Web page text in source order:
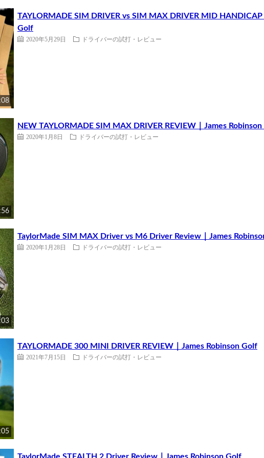
TAYLORMADE SIM DRIVER vs SIM MAX DRIVER MID HANDICAP
Golf
2020年5月29日 ドライバーの試打・レビュー
NEW TAYLORMADE SIM MAX DRIVER REVIEW｜James
2020年1月8日 ドライバーの試打・レビュー
TaylorMade SIM MAX Driver vs M6 Driver Review｜James
2020年1月28日 ドライバーの試打・レビュー
TAYLORMADE 300 MINI DRIVER REVIEW｜James Robinson Golf
2021年7月15日 ドライバーの試打・レビュー